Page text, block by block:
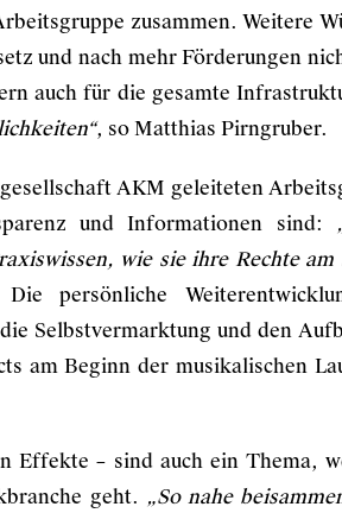
zusammen. Weitere
und nach mehr Förderungen
auch für die gesamte
, so Matthias Pirngruber.
AKM geleiteten
und Informationen sind:
wie sie ihre Rechte am
persönliche
Selbstvermarktung und den
am Beginn der musikalischen
Effekte – sind auch ein Thema,
geht. „So nahe